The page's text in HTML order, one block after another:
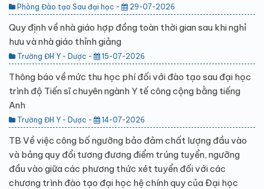
Phòng Đào tạo Sau đại học - 29-07-2026
Quy định về nhà giáo hợp đồng toàn thời gian sau khi nghỉ
hưu và nhà giáo thỉnh giảng
Trường ĐH Y - Dược - 15-07-2026
Thông báo về mức thu học phí đối với đào tạo sau đại học
trình độ Tiến sĩ chuyên ngành Y tế công cộng bằng tiếng
Anh
Trường ĐH Y - Dược - 14-07-2026
TB Về việc công bố ngưỡng bảo đảm chất lượng đầu vào
và bảng quy đổi tương đương điểm trúng tuyển, ngưỡng
đầu vào giữa các phương thức xét tuyển đối với các
chương trình đào tạo đại học hệ chính quy của Đại học